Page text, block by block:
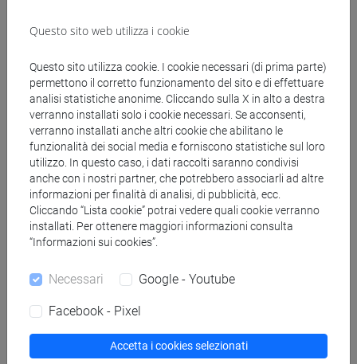
L’insegnamento di Lingua inglese è composto da
un corso monografico suddiviso in tre blocchi.
Il primo ha lo scopo di sviluppare la
consapevolezza interculturale attraverso l’analisi di
diverse definizioni del concetto di ‘cultura’, della
nozione di ‘Cultural Iceberg’ e di orientamenti e
valori culturali. Nello stesso blocco verranno
trattati brevemente anche i concetti di International
English ed inglese come lingua franca (ELF).
Nel secondo modulo si svilupperanno le capacità
della ‘politeness’ e di un linguaggio appropriato in
Il terzo blocco sarà dedicato all'utilizzo delle
competenze interculturali per l’analisi di testi
autentici ai fini di sottolineare il legame tra lingua e
Questo sito web utilizza i cookie
Questo sito utilizza cookie. I cookie necessari (di prima parte)
permettono il corretto funzionamento del sito e di effettuare
analisi statistiche anonime. Cliccando sulla X in alto a destra
verranno installati solo i cookie necessari. Se acconsenti,
verranno installati anche altri cookie che abilitano le
funzionalità dei social media e forniscono statistiche sul loro
utilizzo. In questo caso, i dati raccolti saranno condivisi
anche con i nostri partner, che potrebbero associarli ad altre
informazioni per finalità di analisi, di pubblicità, ecc.
Cliccando “Lista cookie” potrai vedere quali cookie verranno
installati. Per ottenere maggiori informazioni consulta
“Informazioni sui cookies”.
Necessari Google - Youtube
Facebook - Pixel
Accetta i cookies selezionati